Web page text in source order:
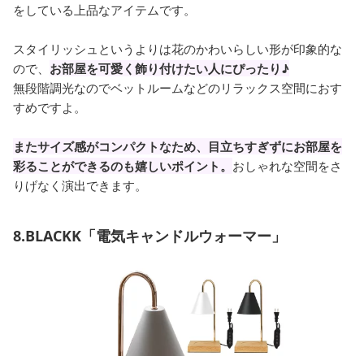
をしている上品なアイテムです。
スタイリッシュというよりは花のかわいらしい形が印象的な
ので、 お部屋を可愛く飾り付けたい人にぴったり♪
無段階調光なのでベットルームなどのリラックス空間におす
すめですよ。
またサイズ感がコンパクトなため、目立ちすぎずにお部屋を
彩ることができるのも嬉しいポイント。 おしゃれな空間をさ
りげなく演出できます。
8.BLACKK「電気キャンドルウォーマー」